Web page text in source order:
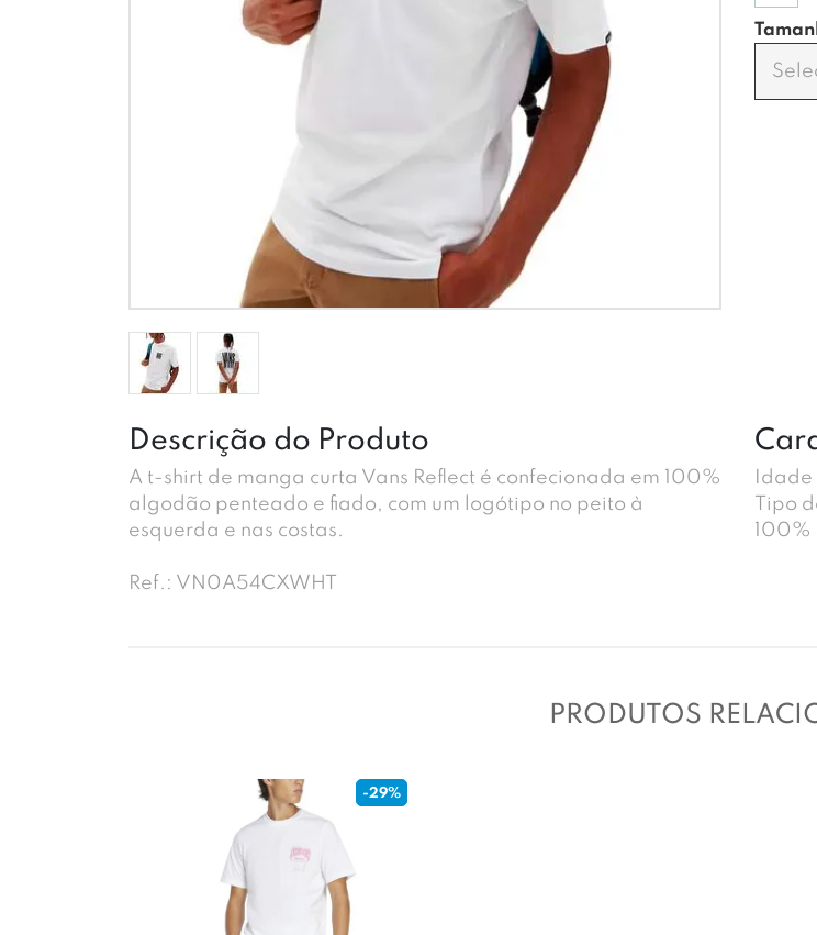
Idade
Tipo
Descrição do Produto
A t-shirt de manga curta Vans Reflect é confecionada em 100%
algodão penteado e fiado, com um logótipo no peito à
esquerda e nas costas.
Ref.: VN0A54CXWHT
PRODUTOS
-29%